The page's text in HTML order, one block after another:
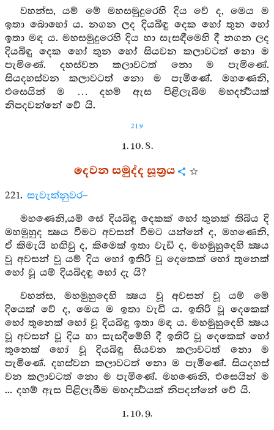
වහන්ස, යම් මේ මහසමුදුරෙහි දිය වේ ද, මෙය ම
ඉතා බොහෝ ය. නගන ලද දියබිඳු දෙක හෝ තුන හෝ
ඉතා මඳ ය. මහසමුදුරෙහි දිය හා සැසඳීමෙහි දී නගන ලද
දියබිඳු දෙක හෝ තුන හෝ සියවන කලාවටත් නො ම
පැමිණේ. දහස්වන කලාවටත් නො ම පැමිණේ.
සියදහස්වන කලාවටත් නො ම පැමිණේ. මහණෙනි,
එසෙයින් ම … දහම් ඇස පිළිලැබීම මහදර්‍ත්‍ථයක්
නිපදවන්නේ වේ යි.
219
1. 10. 8.
දෙවන සමුද්ද සූත්‍රය
221. සැවැත්නුවර–
මහණෙනි,යම් සේ දියබිඳු දෙකක් හෝ තුනක් තිබිය දි
මහමුහුද ක්‍ෂය වීමට අවසන් වීමට යන්නේ ද, මහණෙනි,
ඒ කිමැයි හඟිවු ද, කිමෙක් ඉතා වැඩි ද, මහමුහුදෙහි ක්‍ෂය
වූ අවසන් වූ යම් දිය හෝ ඉතිරි වූ දෙකෙක් හෝ තුනෙක්
හෝ වූ යම් දියබිදඳු හෝ දැ යි?
වහන්ස, මහමුහුදෙහි ක්‍ෂය වූ අවසන් වූ යම් මේ
දියෙක් වේ ද, මෙය ම ඉතා වැඩි ය. ඉතිරි වූ දෙකෙක්
හෝ තුනෙක් හෝ වූ දියබිඳු ඉතා මඳ ය. මහමුහුදෙහි ක්‍ෂය
වූ අවසන් වූ දිය හා සැසදීමේහි දී ඉතිරි වූ දෙකෙක් හෝ
තුනෙක් හෝ වූ දියබිඳු සියවන කලාවටත් නො ම
පැමිණේ. දහස්වන කලාවටත් නො ම පැමිණේ. සියදහස්
වන කලාවටත් නො ම පැමිණේ. මහණෙනි, එසෙයින් ම
... දහම් ඇස පිළිලැබීම මහදර්‍ත්‍ථයක් නිපදන්නේ වේ යි.
1. 10. 9.